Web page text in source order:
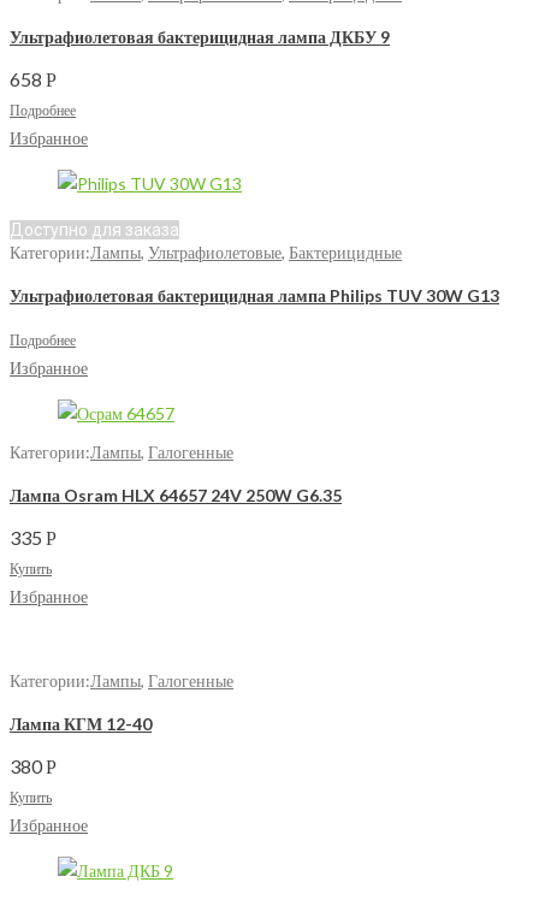
Ультрафиолетовая бактерицидная лампа ДКБУ 9
658 Р
Подробнее
Избранное
Доступно для заказа
Категории:Лампы, Ультрафиолетовые, Бактерицидные
Ультрафиолетовая бактерицидная лампа Philips TUV 30W G13
Подробнее
Избранное
Категории:Лампы, Галогенные
Лампа Osram HLX 64657 24V 250W G6.35
335 Р
Купить
Избранное
Категории:Лампы, Галогенные
Лампа КГМ 12-40
380Р
Купить
Избранное